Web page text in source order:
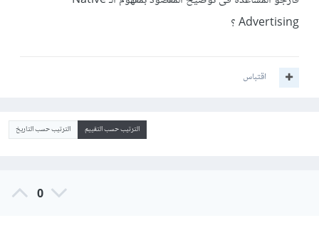
Advertising ؟
اقتباس
الترتيب حسب التقييم الترتيب حسب التاريخ
0